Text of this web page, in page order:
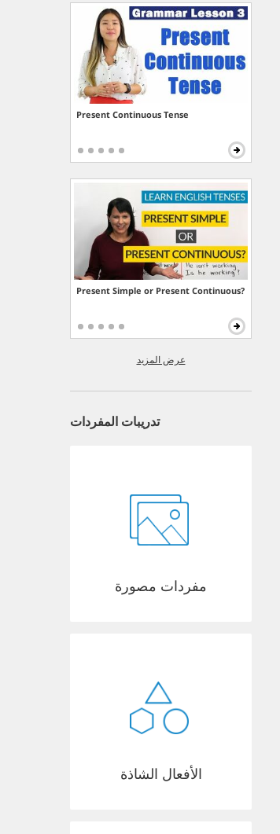
Present Continuous Tense
Present Simple or Present Continuous?
عرض المزيد
تدريبات المفردات
مفردات مصورة
الأفعال الشاذة